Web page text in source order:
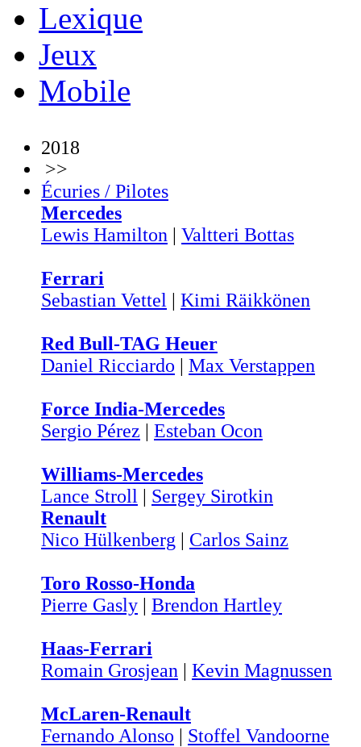
Lexique
Jeux
Mobile
2018
>>
Écuries / Pilotes
Mercedes
Lewis Hamilton | Valtteri Bottas
Ferrari
Sebastian Vettel | Kimi Räikkönen
Red Bull-TAG Heuer
Daniel Ricciardo | Max Verstappen
Force India-Mercedes
Sergio Pérez | Esteban Ocon
Williams-Mercedes
Lance Stroll | Sergey Sirotkin
Renault
Nico Hülkenberg | Carlos Sainz
Toro Rosso-Honda
Pierre Gasly | Brendon Hartley
Haas-Ferrari
Romain Grosjean | Kevin Magnussen
McLaren-Renault
Fernando Alonso | Stoffel Vandoorne